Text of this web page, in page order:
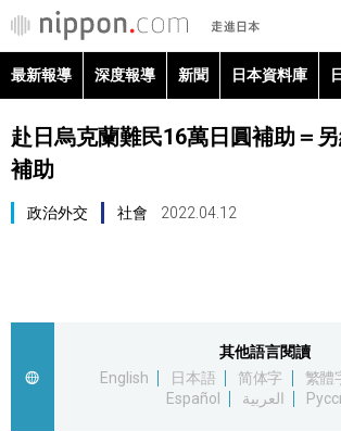
最新報導
最新報導 深度報導 新聞 日本資料庫
赴日烏克蘭難民16萬日圓補助＝
補助
政治外交 社會 2022.04.12
其他語言閱讀
English
日本語 简体字 繁體
Español
العربية